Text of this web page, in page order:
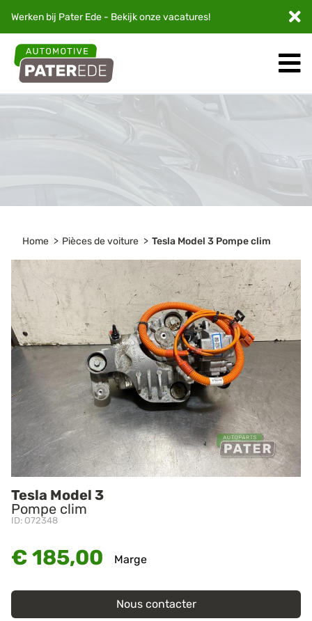
Werken bij Pater Ede - Bekijk onzevacatures!
Home Pièces de voiture Tesla Model 3 Pompe clim
Tesla Model 3
Pompe clim
ID: O72348
€ 185,00 Marge
Nous contacter